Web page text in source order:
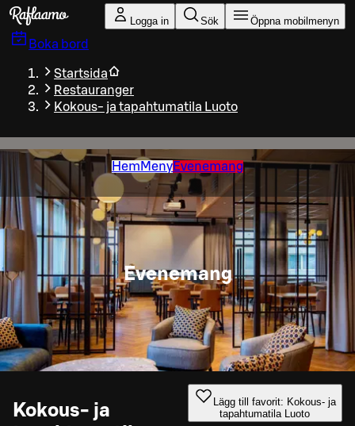
Gå till huvudinnehållet
Logga in Sök Öppna mobilmenyn
Boka bord
Startsida
Restauranger
Kokous- ja tapahtumatila Luoto
Hem MenyEvenemang
Evenemang
Kokous- ja
Lägg till favorit: Kokous- ja
tapahtumatila Luoto